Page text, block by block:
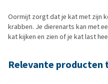
Oormijt zorgt dat je kat met zijn
krabben. Je dierenarts kan met
kat kijken en zien of je kat last
Relevante producten